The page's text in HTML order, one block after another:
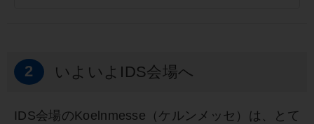
2 いよいよIDS会場へ
IDS会場のKoelnmesse（ケルンメッセ）は、とて